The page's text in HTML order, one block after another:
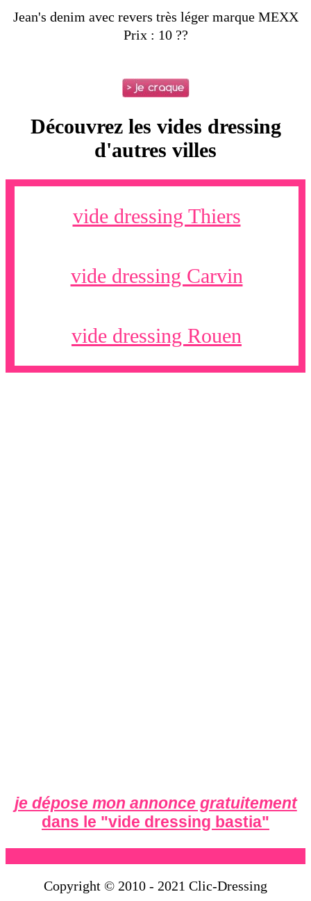
Jean's denim avec revers très léger marque MEXX
Prix : 10 ??
Découvrez les vides dressing
d'autres villes
vide dressing Thiers
vide dressing Carvin
vide dressing Rouen
je dépose mon annonce gratuitement
dans le "vide dressing bastia"
Copyright © 2010 - 2021 Clic-Dressing